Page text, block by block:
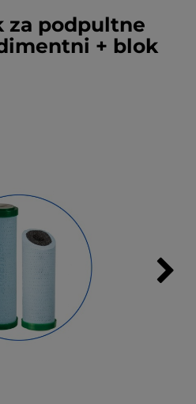
za podpultne
+ blok